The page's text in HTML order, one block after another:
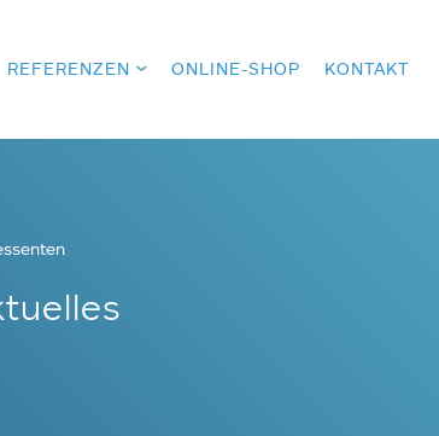
REFERENZEN ONLINE-SHOP KONTAKT